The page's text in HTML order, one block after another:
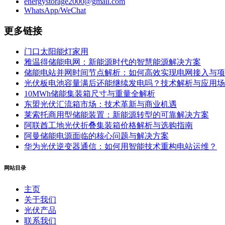
WhatsApp/WeChat
更多链接
门口太阳能灯家用
雅温得储能电网：新能源时代的智慧能源解决方案
储能电站并网时间节点解析：如何高效实现电网接入与
光伏板电池容量满后还能继续发电吗？技术解析与应用
10MWh储能集装箱尺寸与重量全解析
东盟光伏汇流箱市场：技术革新与商业机遇
莱索托商用型储能装置：新能源转型的可靠解决方案
阿联酋工地光伏折叠集装箱价格解析与选购指南
阿曼储能电源面临的核心问题与解决方案
华为光伏逆变器通信：如何用智能技术重构电站运维？
网站目录
主页
关于我们
光伏产品
联系我们